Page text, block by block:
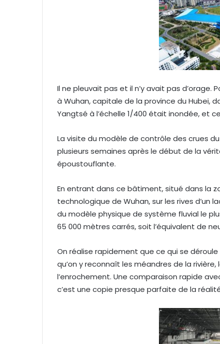
r
u
n
c
o
u
r
i
Il ne pleuvait pas et il n’y avait pas d’orage.
à Wuhan, capitale de la province du Hubei,
Yangtsé à l’échelle 1/400 était inondée, et
La visite du modèle de contrôle des crues
plusieurs semaines après le début de la
époustouflante.
En entrant dans ce bâtiment, situé dans la
technologique de Wuhan, sur les rives d’un
du modèle physique de système fluvial le
65 000 mètres carrés, soit l’équivalent de
On réalise rapidement que ce qui se
qu’on y reconnaît les méandres de la
l’enrochement. Une comparaison rapide
c’est une copie presque parfaite de la